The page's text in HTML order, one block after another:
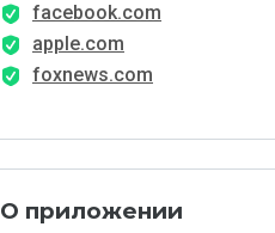
facebook.com
apple.com
foxnews.com
О приложении